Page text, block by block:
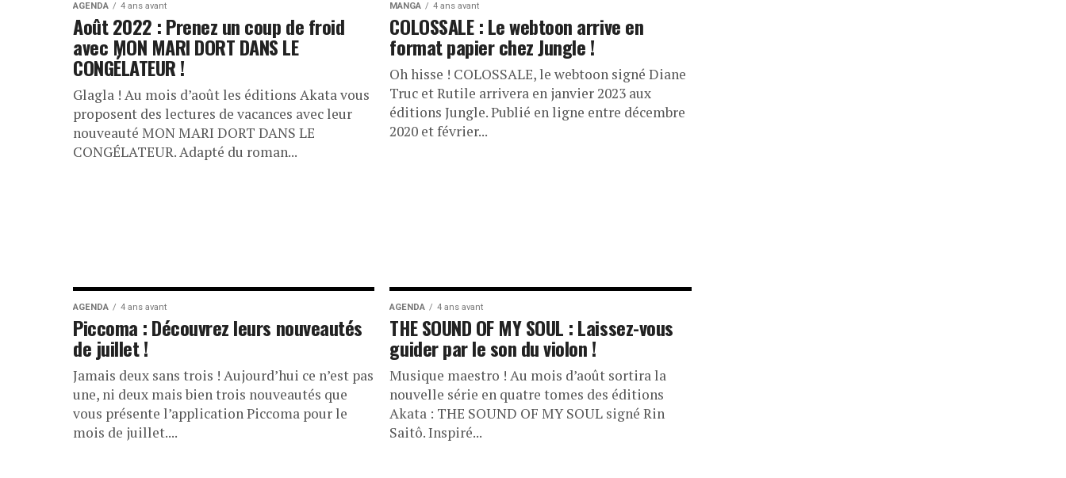
AGENDA 4 ans avant
Août 2022 : Prenez un coup de froid
avec MON MARI DORT DANS LE
CONGÉLATEUR !
Glagla ! Au mois d’août les éditions Akata vous
proposent des lectures de vacances avec leur
nouveauté MON MARI DORT DANS LE
CONGÉLATEUR. Adapté du roman...
MANGA 4 ans avant
COLOSSALE : Le webtoon arrive en
format papier chez Jungle !
Oh hisse ! COLOSSALE, le webtoon signé Diane
Truc et Rutile arrivera en janvier 2023 aux
éditions Jungle. Publié en ligne entre décembre
2020 et février...
AGENDA 4 ans avant
Piccoma : Découvrez leurs nouveautés
de juillet !
Jamais deux sans trois ! Aujourd’hui ce n’est pas
une, ni deux mais bien trois nouveautés que
vous présente l’application Piccoma pour le
mois de juillet....
AGENDA 4 ans avant
THE SOUND OF MY SOUL : Laissez-vous
guider par le son du violon !
Musique maestro ! Au mois d’août sortira la
nouvelle série en quatre tomes des éditions
Akata : THE SOUND OF MY SOUL signé Rin
Saitô. Inspiré...